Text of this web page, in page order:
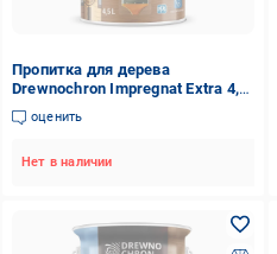
Пропитка для дерева
Drewnochron Impregnat Extra 4,5
л Венге (2790728995)
оценить
Нет в наличии